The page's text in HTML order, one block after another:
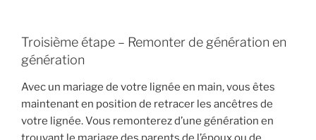
Troisième étape – Remonter de génération en
génération
Avec un mariage de votre lignée en main, vous êtes
maintenant en position de retracer les ancêtres de
votre lignée. Vous remonterez d’une génération en